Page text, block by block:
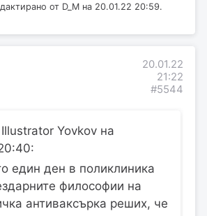
от D_M на 20.01.22 20:59.
20.01.22
21:22
#5544
Yovkov на
един ден в поликлиника
философии на
антиваксърка реших, че